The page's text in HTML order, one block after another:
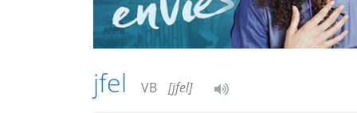
jfel VB [jfel]